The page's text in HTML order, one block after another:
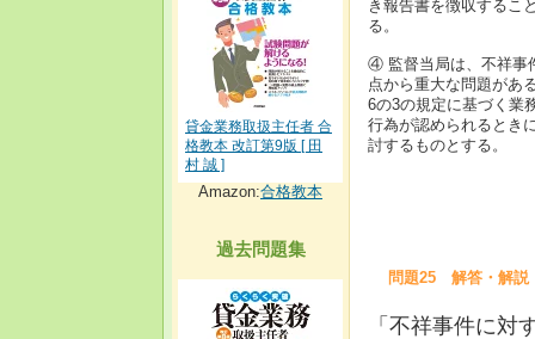
貸金業務取扱主任者 合
格教本 改訂第9版 [ 田
村 誠 ]
Amazon:合格教本
過去問題集
き報告書を徴収するこ
る。
④ 監督当局は、不祥事
点から重大な問題があ
6の3の規定に基づく業
行為が認められるとき
討するものとする。
問題25 解答・解説
「不祥事件に対